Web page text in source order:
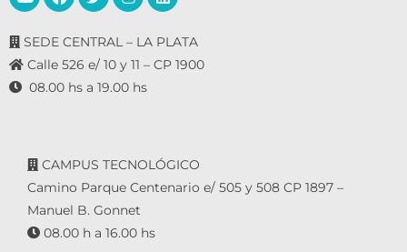
SEDE CENTRAL – LA PLATA
Calle 526 e/ 10 y 11 – CP 1900
08.00 hs a 19.00 hs
CAMPUS TECNOLÓGICO
Camino Parque Centenario e/ 505 y 508 CP 1897 –
Manuel B. Gonnet
08.00 h a 16.00 hs